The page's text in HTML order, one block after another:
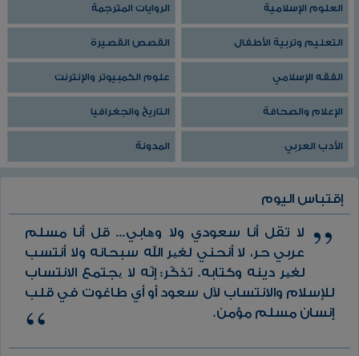
العلوم الإسلامية الروايات المترجمة
التعليم وتربية الأطفال القصص القصيرة
الفقه الإسلامي علوم الكمبيوتر والإنترنت
الإعلام والصحافة التاريخ والجغرافيا
الأدب العربي المدونة
إقتباس اليوم
لا تقل أنا سعودي ولا وھابي... قل أنا مسلم
عربي حر، لا أنحني لغیر الله سبحانه ولا أنتسب
لغیر دينه وكتابه. تذكّر: إنّه لا یجتمع الانتساب
للإسلام والانتساب لآل سعود أو أي طاغوت في قلب
إنسان مسلم مؤمن.